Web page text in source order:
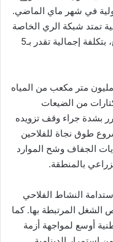
الأولية في شهر ماي الماضي.
تمتد شبكة الري الخاصة
بها على مساحة تتجاوز 300 كيلومتر مربع، بتكلفة إجمالية تقدر بـ5
من المتوقع أن تنتج المحطة حوالي 350 مليون متر مكعب من المياه
من الضيعات
بشدة جراء وقف تزويده
طوق نجاة للفلاحين
الجفاف وشح الموارد
بالمنطقة.
النشاط الفلاحي
الشغل المرتبطة بها. كما
أوسع لمواجهة أزمة